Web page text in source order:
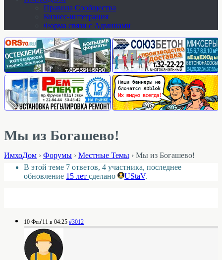
Правила Сообщества
Бизнес-интеграция
Форма связи с Админами
Мы из Богашево!
ИмхоДом › Форумы › Местные Темы › Мы из Богашево!
В этой теме 7 ответов, 4 участника, последнее
обновление 15 лет сделано UStaV.
10 Фев'11 в 04:25 #3012